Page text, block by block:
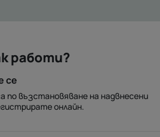
работи?
се
по възстановяване на надвнесени
онлайн.